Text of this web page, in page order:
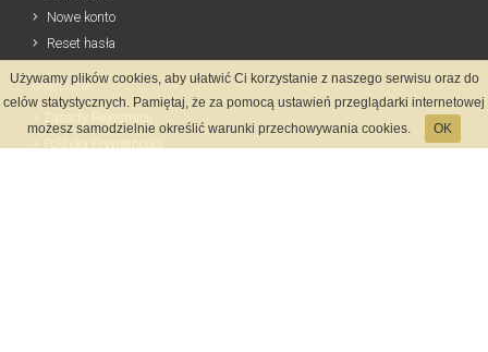
Nowe konto
Reset hasła
Informacje
Używamy plików cookies, aby ułatwić Ci korzystanie z naszego serwisu oraz do
celów statystycznych. Pamiętaj, że za pomocą ustawień przeglądarki internetowej
możesz samodzielnie określić warunki przechowywania cookies.
OK